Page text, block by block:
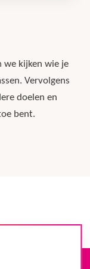
we kijken wie je
Vervolgens
doelen en
bent.